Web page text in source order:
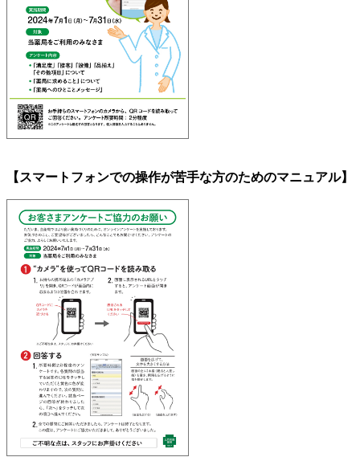
【スマートフォンでの操作が苦手な方のためのマニュアル】